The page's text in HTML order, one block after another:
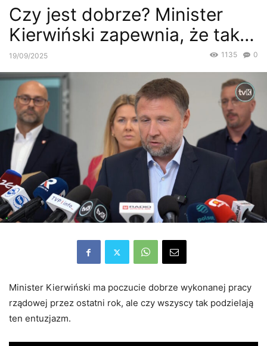
Czy jest dobrze? Minister
Kierwiński zapewnia, że tak…
19/09/2025 0
1135
Minister Kierwiński ma poczucie dobrze wykonanej pracy
rządowej przez ostatni rok, ale czy wszyscy tak podzielają
ten entuzjazm.